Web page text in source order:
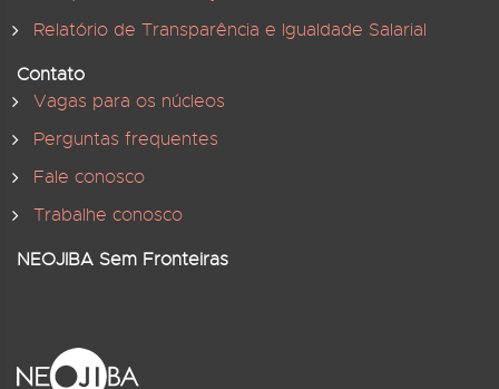
Relatório de Transparência e Igualdade Salarial
Contato
Vagas para os núcleos
Perguntas frequentes
Fale conosco
Trabalhe conosco
NEOJIBA Sem Fronteiras